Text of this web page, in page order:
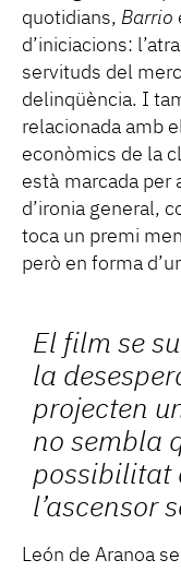
quotidians, Barrio
d’iniciacions:
servituds del
delinqüència. I
relacionada amb
econòmics de la
està marcada per
d’ironia general,
toca un premi
però en forma
El film se
la
projecten
no sembla
possibilitat
l’ascensor
León de Aranoa